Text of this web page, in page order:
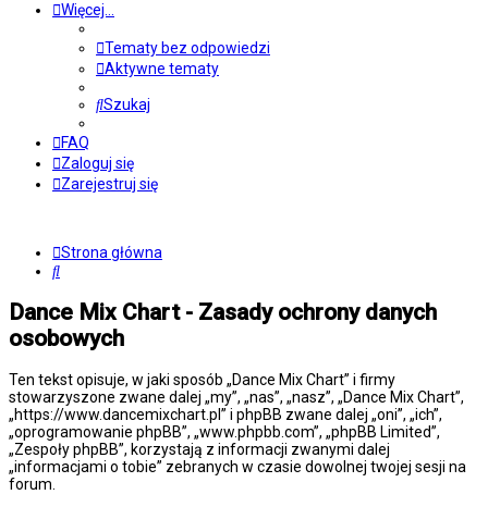
Więcej…
Tematy bez odpowiedzi
Aktywne tematy
Szukaj
FAQ
Zaloguj się
Zarejestruj się
Strona główna
Szukaj
Dance Mix Chart - Zasady ochrony danych
osobowych
Ten tekst opisuje, w jaki sposób „Dance Mix Chart” i firmy
stowarzyszone zwane dalej „my”, „nas”, „nasz”, „Dance Mix Chart”,
„https://www.dancemixchart.pl” i phpBB zwane dalej „oni”, „ich”,
„oprogramowanie phpBB”, „www.phpbb.com”, „phpBB Limited”,
„Zespoły phpBB”, korzystają z informacji zwanymi dalej
„informacjami o tobie” zebranych w czasie dowolnej twojej sesji na
forum.